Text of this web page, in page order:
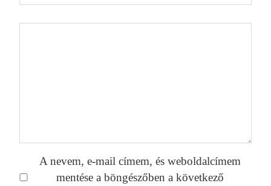
A nevem, e-mail címem, és weboldalcímem
mentése a böngészőben a következő